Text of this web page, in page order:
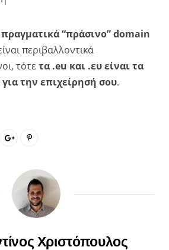
πραγματικά “πράσινο” domain
περιβαλλοντικά
τότε τα .eu και .ευ είναι τα
την επιχείρησή σου.
Χριστόπουλος